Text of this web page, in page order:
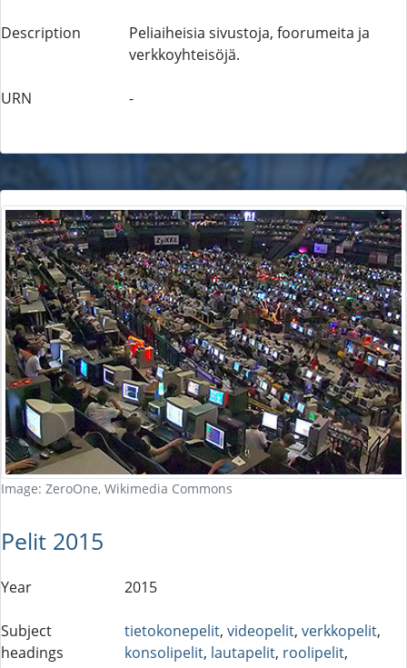
Description
Peliaiheisia sivustoja, foorumeita ja
verkkoyhteisöjä.
URN -
Image: ZeroOne, Wikimedia Commons
Pelit 2015
Year 2015
Subject
headings
tietokonepelit, videopelit, verkkopelit,
konsolipelit, lautapelit, roolipelit,